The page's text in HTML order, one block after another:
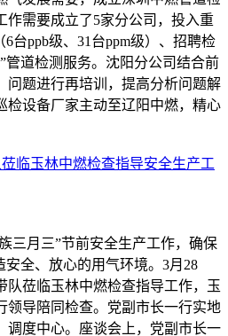
作需要成立了5家分公司，投入重
台ppb级、31台ppm级）、招聘检
管道检测服务。沈阳分公司结合前
问题进行再培训，提高分析问题解
检设备厂家主动至辽阳中燃，精心
临玉林中燃检查指导安全生产工
三月三”节前安全生产工作，确保
安全、放心的用气环境。3月28
队莅临玉林中燃检查指导工作，玉
领导陪同检查。党副市长一行实地
调度中心。座谈会上，党副市长一